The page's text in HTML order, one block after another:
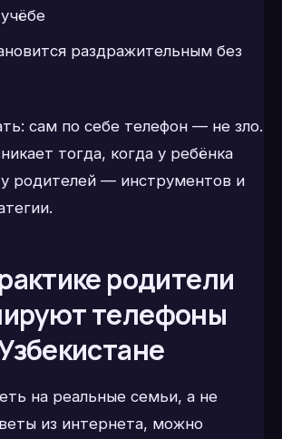
раздражительным без
сам по себе телефон — не зло.
тогда, когда у ребёнка
родителей — инструментов и
родители
телефоны
на реальные семьи, а не
из интернета, можно